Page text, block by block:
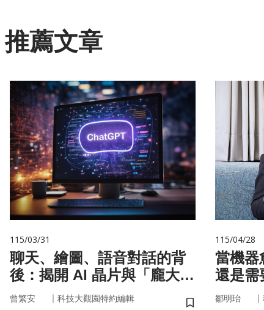
推薦文章
115/03/31
聊天、繪圖、語音對話的背
後：揭開 AI 晶片與「龐大算
力」的真面目
曾繁安 ｜ 科技大觀園特約編輯
115/04/28
當機器
還是需
鄒明珆 ｜